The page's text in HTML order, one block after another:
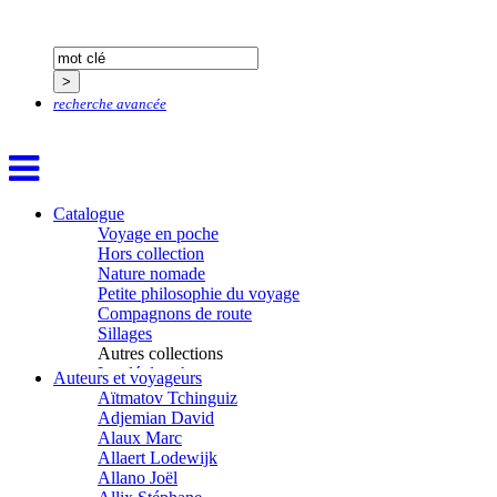
recherche avancée
Catalogue
Voyage en poche
Hors collection
Nature nomade
Petite philosophie du voyage
Compagnons de route
Sillages
Autres collections
La clé des champs
Chemins d’étoiles
Visions
Auteurs et voyageurs
Aïtmatov Tchinguiz
Adjemian David
Alaux Marc
Allaert Lodewijk
Allano Joël